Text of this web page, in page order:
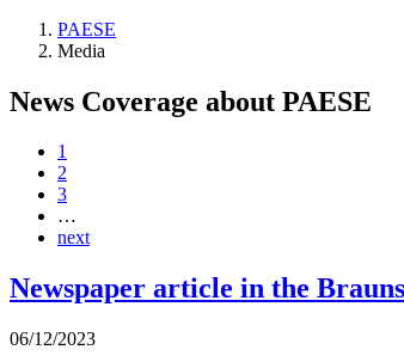
PAESE
Media
News Coverage about PAESE
1
2
3
…
next
Newspaper article in the
06/12/2023